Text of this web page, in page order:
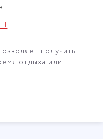
получить
отдыха или